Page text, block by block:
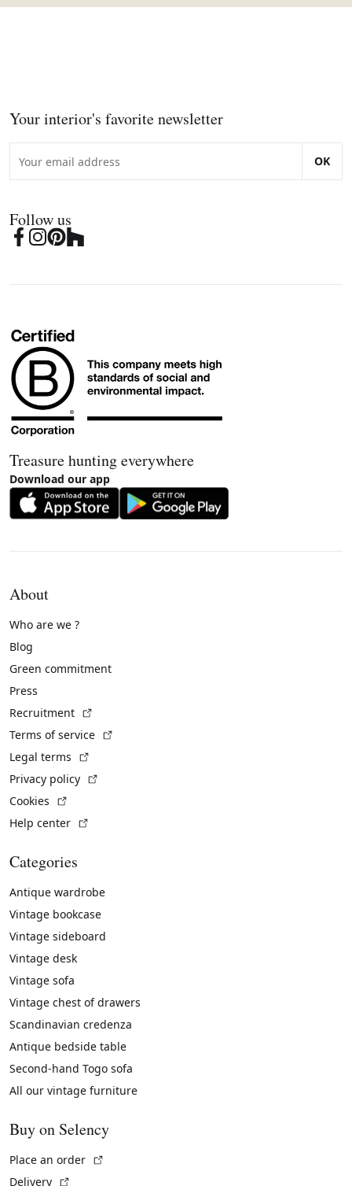
Your interior's favorite newsletter
OK
Follow us
Treasure hunting everywhere
Download our app
About
Who are we ?
Blog
Green commitment
Press
Recruitment
Terms of service
Legal terms
Privacy policy
Cookies
Help center
Categories
Antique wardrobe
Vintage bookcase
Vintage sideboard
Vintage desk
Vintage sofa
Vintage chest of drawers
Scandinavian credenza
Antique bedside table
Second-hand Togo sofa
All our vintage furniture
Buy on Selency
Place an order
Delivery